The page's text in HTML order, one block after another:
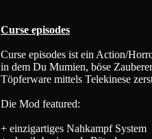
Curse episodes
Curse episodes ist ein Action/
in dem Du Mumien, böse
Töpferware mittels Telekinese
Die Mod featured:
+ einzigartiges Nahkampf System